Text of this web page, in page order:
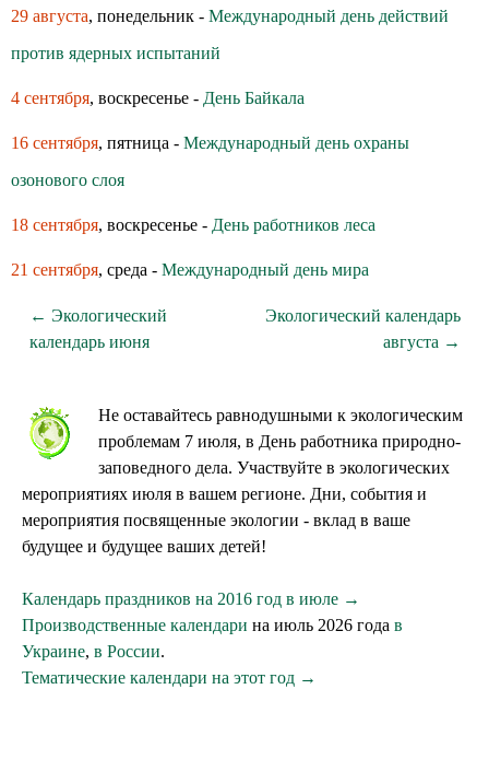
29 августа, понедельник - Международный день действий
против ядерных испытаний
4 сентября, воскресенье - День Байкала
16 сентября, пятница - Международный день охраны
озонового слоя
18 сентября, воскресенье - День работников леса
21 сентября, среда - Международный день мира
← Экологический
календарь июня
Экологический календарь
августа →
Не оставайтесь равнодушными к экологическим
проблемам 7 июля, в День работника природно-
заповедного дела. Участвуйте в экологических
мероприятиях июля в вашем регионе. Дни, события и
мероприятия посвященные экологии - вклад в ваше
будущее и будущее ваших детей!
Календарь праздников на 2016 год в июле →
Производственные календари на июль 2026 года в
Украине, в России.
Тематические календари на этот год →